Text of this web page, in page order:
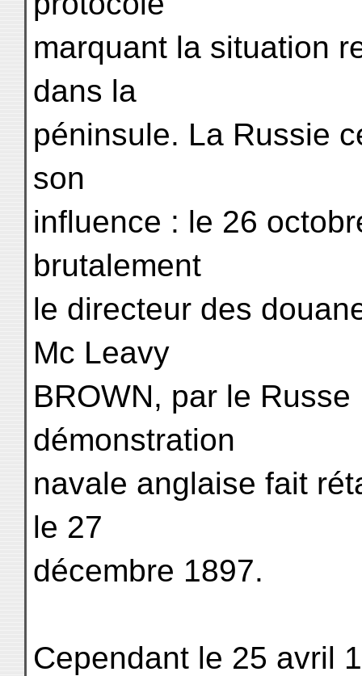
marquant la situation
dans la
péninsule. La Russie
son
influence : le 26
brutalement
le directeur des
Mc Leavy
BROWN, par le
démonstration
navale anglaise fait
le 27
décembre 1897.
Cependant le 25 avril